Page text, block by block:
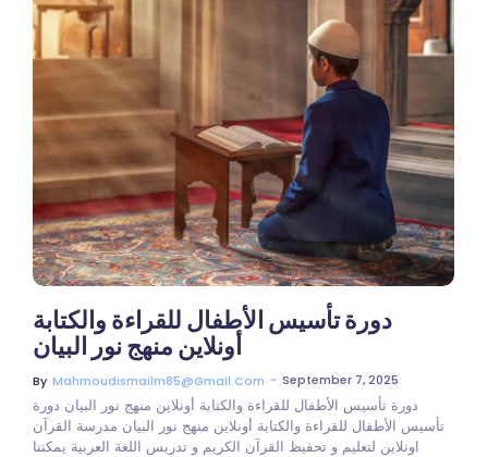
دورة تأسيس الأطفال للقراءة والكتابة
أونلاين منهج نور البيان
By Mahmoudismailm85@gmail.com ~ September 7, 2025
دورة تأسيس الأطفال للقراءة والكتابة أونلاين منهج نور البيان دورة
تأسيس الأطفال للقراءة والكتابة أونلاين منهج نور البيان مدرسة القرآن
اونلاين لتعليم و تحفيظ القرآن الكريم و تدريس اللغة العربية يمكننا